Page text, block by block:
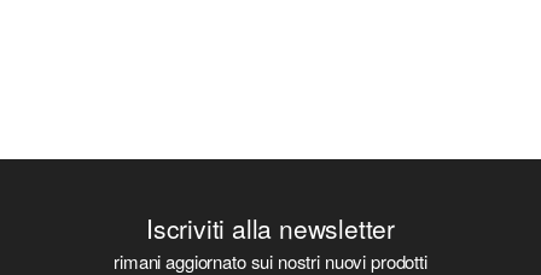
Iscriviti alla newsletter
rimani aggiornato sui nostri nuovi prodotti